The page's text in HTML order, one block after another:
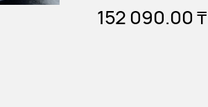
152 090.00 ₸